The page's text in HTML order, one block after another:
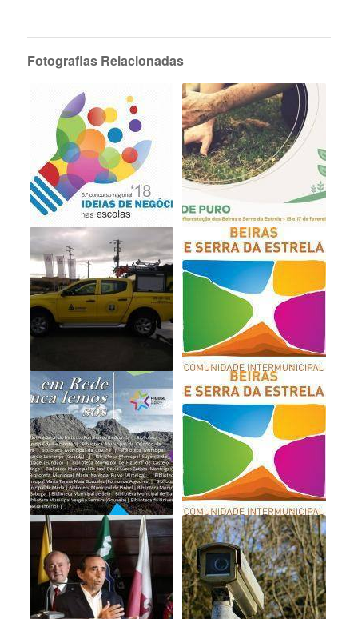
Fotografias Relacionadas